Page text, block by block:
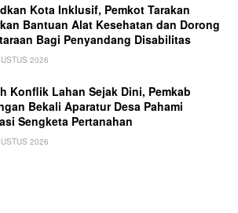
Kota Inklusif, Pemkot Tarakan
Bantuan Alat Kesehatan dan Dorong
Bagi Penyandang Disabilitas
2026
Konflik Lahan Sejak Dini, Pemkab
Bekali Aparatur Desa Pahami
Sengketa Pertanahan
2026